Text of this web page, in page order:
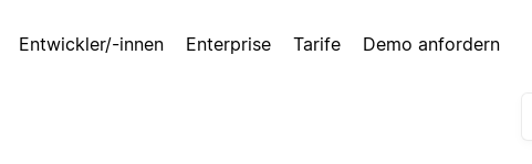
Entwickler/-innen Enterprise Tarife Demo anfordern